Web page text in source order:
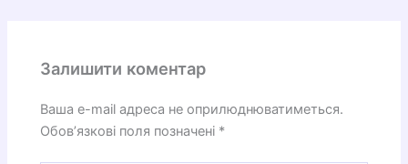
Залишити коментар
Ваша e-mail адреса не оприлюднюватиметься.
Обов’язкові поля позначені *